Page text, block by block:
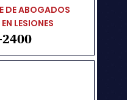
DE ABOGADOS
LESIONES